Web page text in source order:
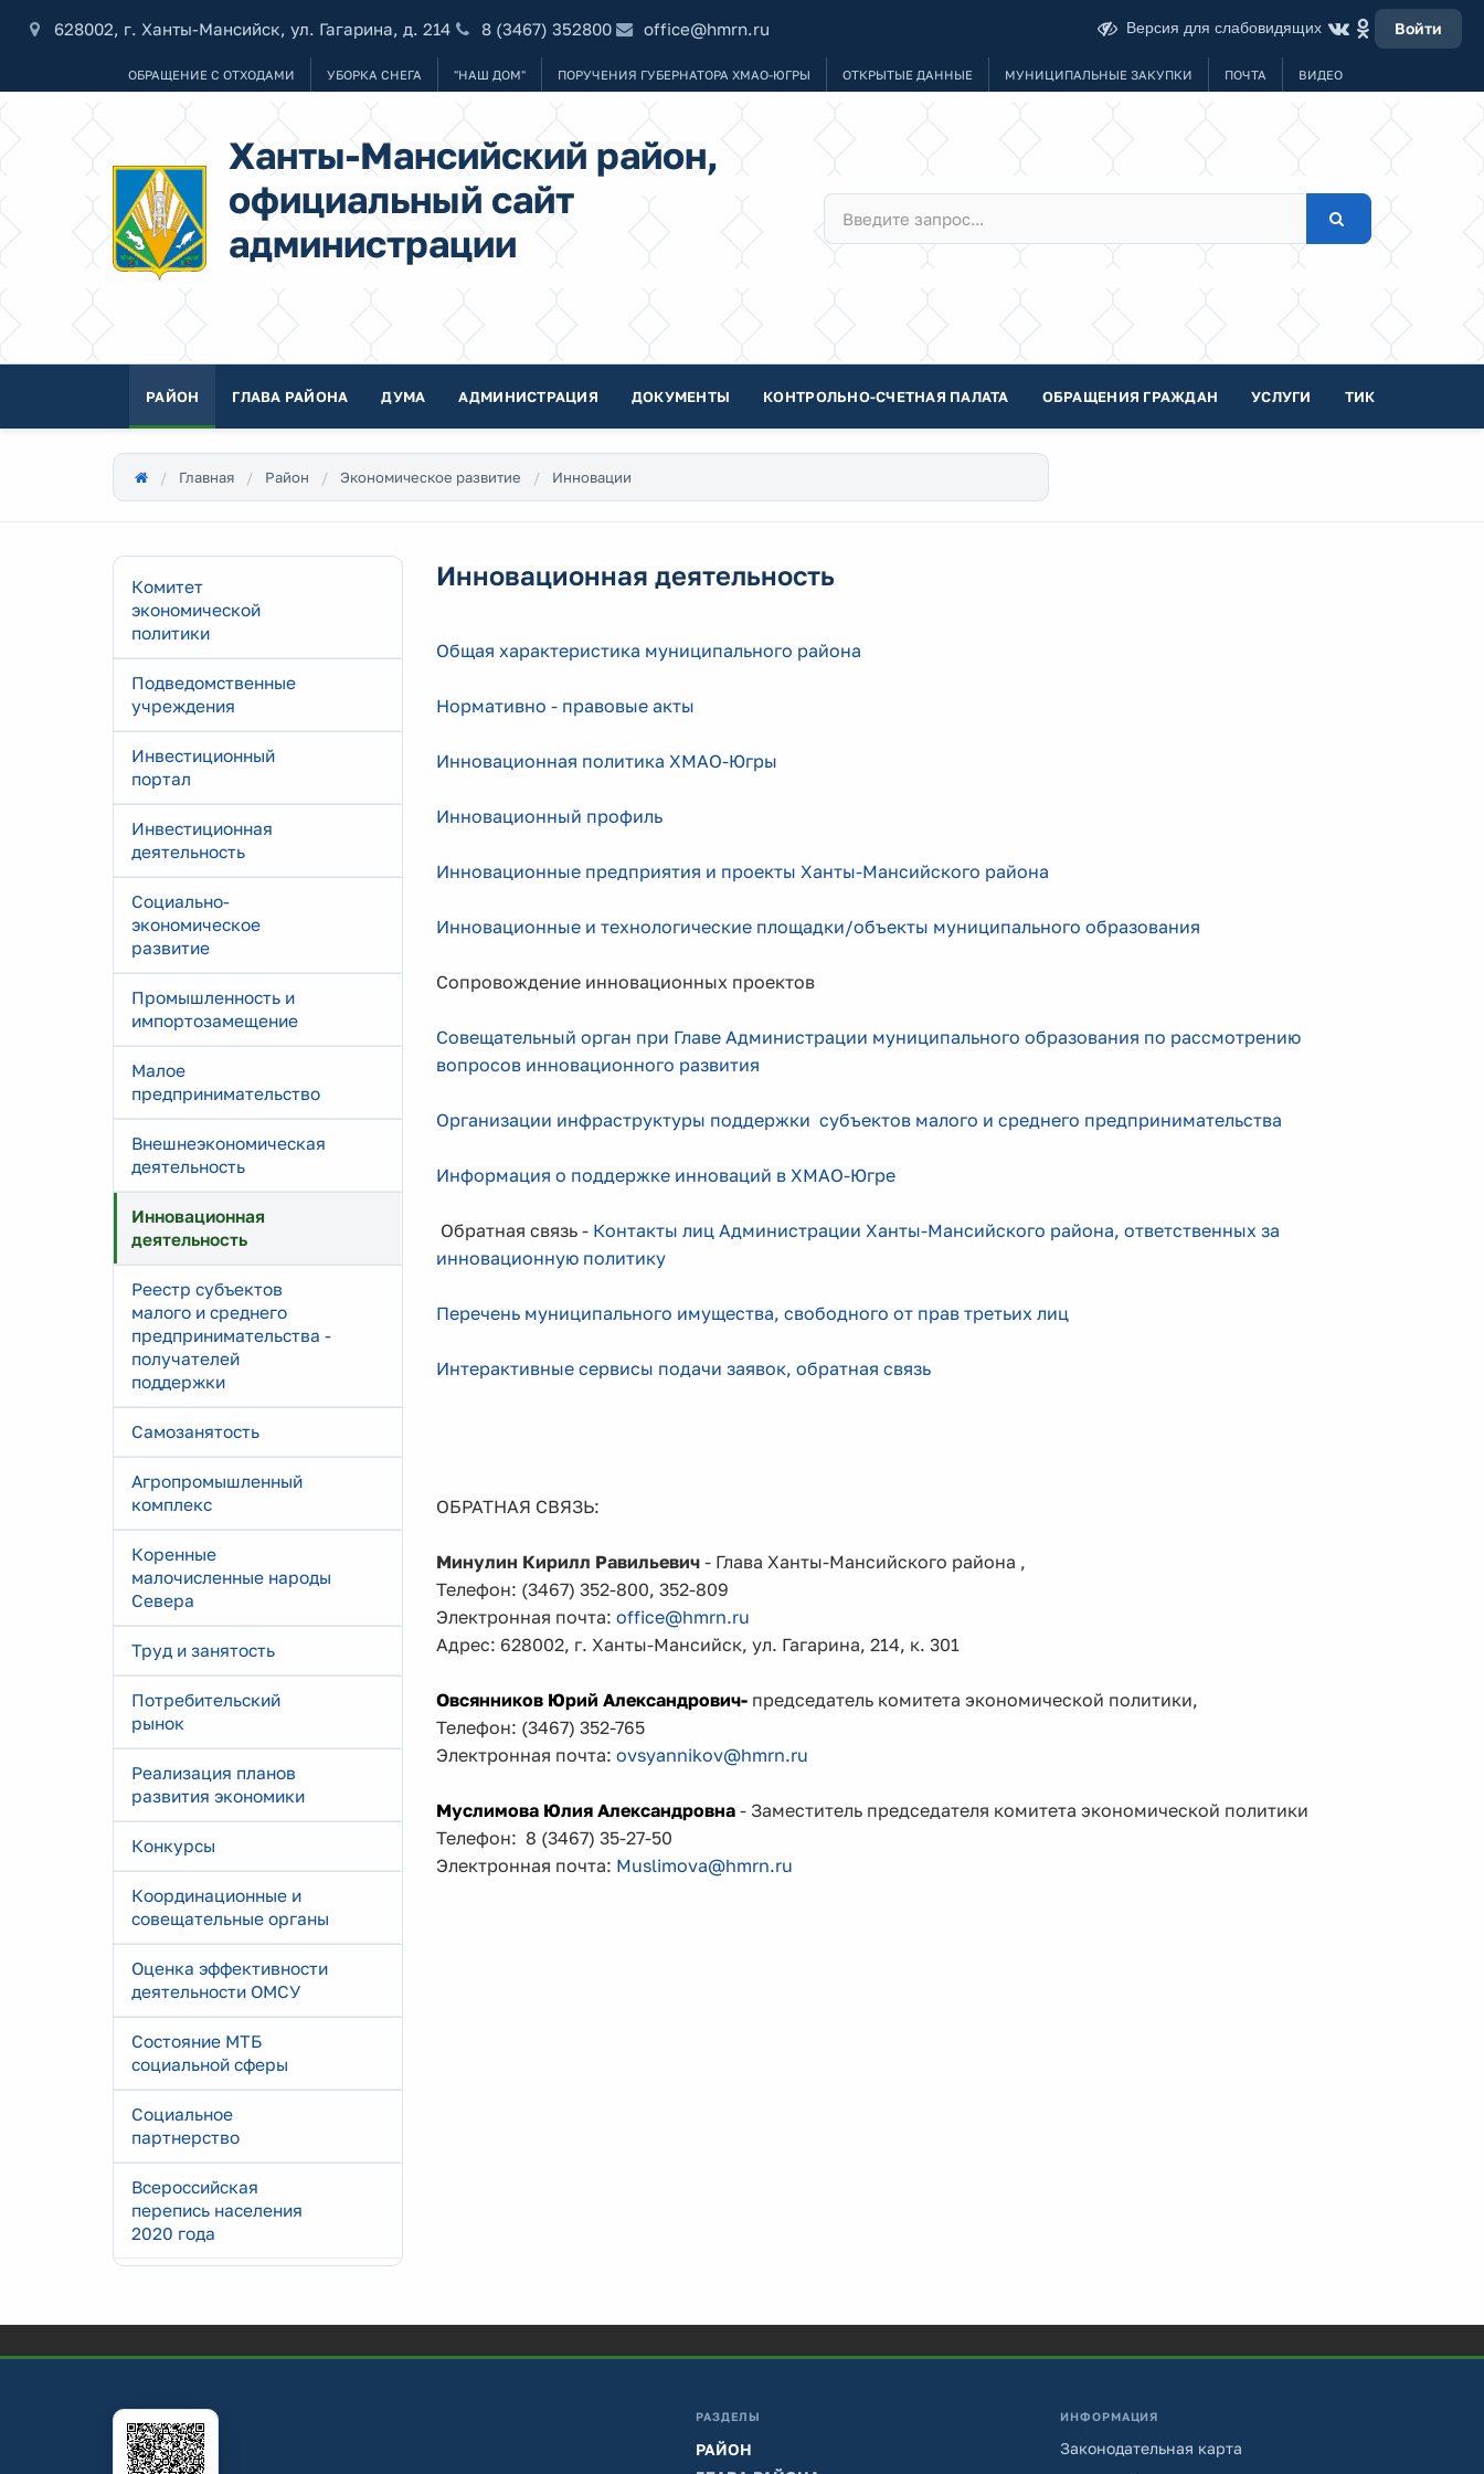
628002, г. Ханты-Мансийск, ул. Гагарина, д. 214 8 (3467) 352800 office@hmrn.ru Версия для слабовидящих Войти
ОБРАЩЕНИЕ С ОТХОДАМИ УБОРКА СНЕГА "НАШ ДОМ" ПОРУЧЕНИЯ ГУБЕРНАТОРА ХМАО-ЮГРЫ ОТКРЫТЫЕ ДАННЫЕ МУНИЦИПАЛЬНЫЕ ЗАКУПКИ ПОЧТА ВИДЕО
Ханты-Мансийский район,
официальный сайт
администрации
РАЙОН ГЛАВА РАЙОНА ДУМА АДМИНИСТРАЦИЯ ДОКУМЕНТЫ КОНТРОЛЬНО-СЧЕТНАЯ ПАЛАТА ОБРАЩЕНИЯ ГРАЖДАН УСЛУГИ ТИК
Главная Район Экономическое развитие Инновации
Комитет
экономической
политики
Подведомственные
учреждения
Инвестиционный
портал
Инвестиционная
деятельность
Социально-
экономическое
развитие
Промышленность и
импортозамещение
Малое
предпринимательство
Внешнеэкономическая
деятельность
Инновационная
деятельность
Реестр субъектов
малого и среднего
предпринимательства -
получателей
поддержки
Самозанятость
Агропромышленный
комплекс
Коренные
малочисленные народы
Севера
Труд и занятость
Потребительский
рынок
Реализация планов
развития экономики
Конкурсы
Координационные и
совещательные органы
Оценка эффективности
деятельности ОМСУ
Состояние МТБ
социальной сферы
Социальное
партнерство
Всероссийская
перепись населения
2020 года
Инновационная деятельность
Общая характеристика муниципального района
Нормативно - правовые акты
Инновационная политика ХМАО-Югры
Инновационный профиль
Инновационные предприятия и проекты Ханты-Мансийского района
Инновационные и технологические площадки/объекты муниципального образования
Сопровождение инновационных проектов
Совещательный орган при Главе Администрации муниципального образования по рассмотрению
вопросов инновационного развития
Организации инфраструктуры поддержки субъектов малого и среднего предпринимательства
Информация о поддержке инноваций в ХМАО-Югре
Обратная связь - Контакты лиц Администрации Ханты-Мансийского района, ответственных за
инновационную политику
Перечень муниципального имущества, свободного от прав третьих лиц
Интерактивные сервисы подачи заявок, обратная связь
ОБРАТНАЯ СВЯЗЬ:
Минулин Кирилл Равильевич- Глава Ханты-Мансийского района ,
Телефон: (3467) 352-800, 352-809
Электронная почта: office@hmrn.ru
Адрес: 628002, г. Ханты-Мансийск, ул. Гагарина, 214, к. 301
Овсянников Юрий Александрович-председатель комитета экономической политики,
Телефон: (3467) 352-765
Электронная почта: ovsyannikov@hmrn.ru
Муслимова Юлия Александровна- Заместитель председателя комитета экономической политики
Телефон: 8 (3467) 35-27-50
Электронная почта: Muslimova@hmrn.ru
РАЗДЕЛЫ
РАЙОН
ИНФОРМАЦИЯ
Законодательная карта